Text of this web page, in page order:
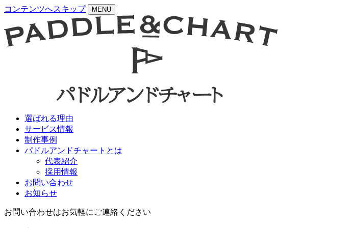
コンテンツへスキップ MENU
選ばれる理由
サービス情報
制作事例
パドルアンドチャートとは
代表紹介
採用情報
お問い合わせ
お知らせ
お問い合わせはお気軽にご連絡ください